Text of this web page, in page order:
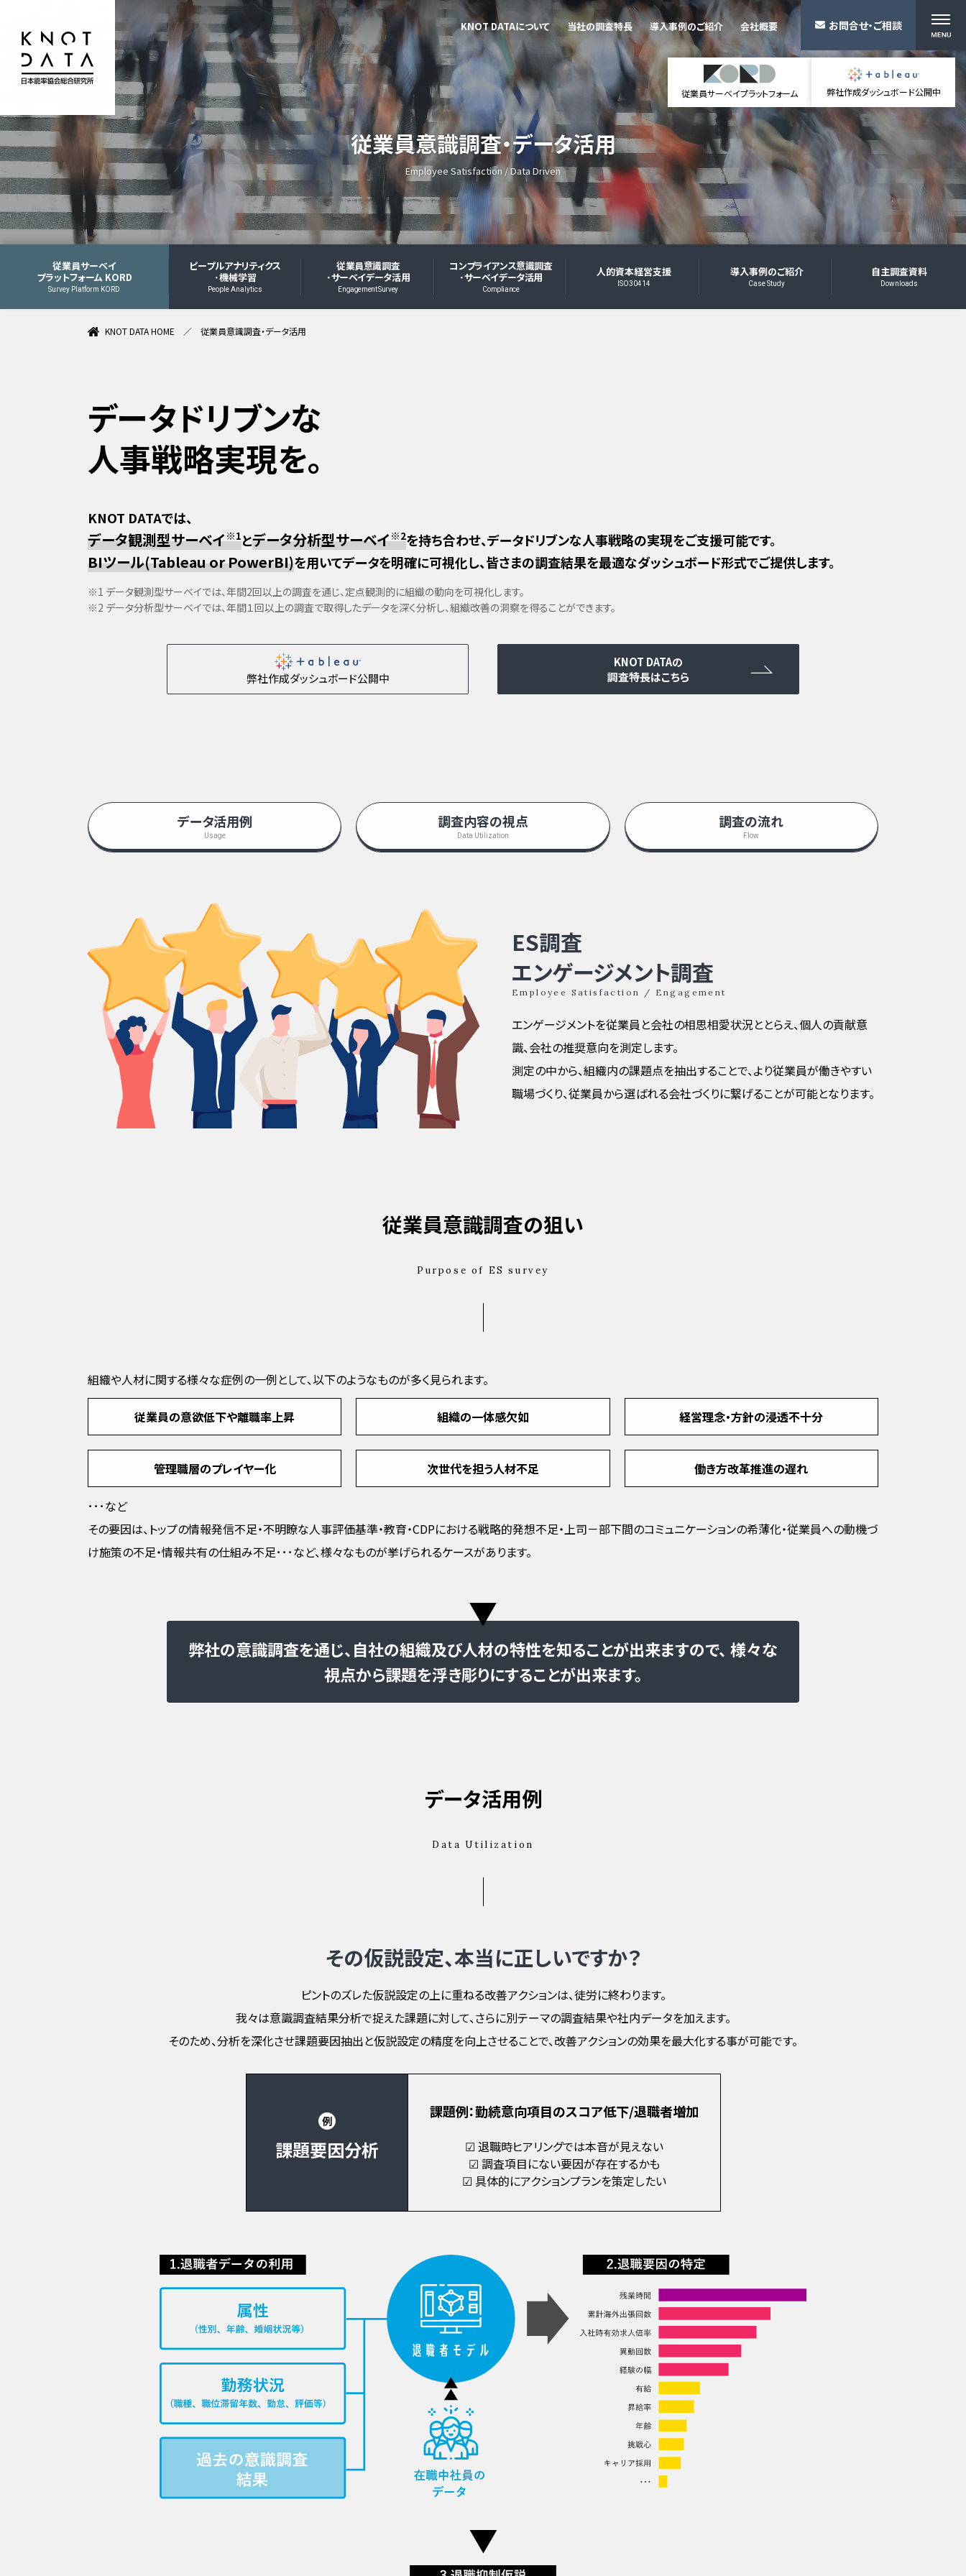
KNOT DATAについて 当社の調査特長 導入事例のご紹介 会社概要 お問合せ・ご相談
従業員サーベイプラットフォーム 弊社作成ダッシュボード公開中
従業員意識調査・データ活用
Employee Satisfaction / Data Driven
従業員サーベイ
プラットフォーム KORD
Survey Platform KORD
ピープルアナリティクス
･機械学習
People Analytics
従業員意識調査
･サーベイデータ活用
Engagement Survey
コンプライアンス意識調査
･サーベイデータ活用
Compliance
人的資本経営支援
ISO30414
導入事例のご紹介
Case Study
自主調査資料
Downloads
KNOT DATA HOME 従業員意識調査・データ活用
データドリブンな
人事戦略実現を。
KNOT DATAでは、
データ観測型サーベイ※1とデータ分析型サーベイ※2を持ち合わせ、データドリブンな人事戦略の実現をご支援可能です。
BIツール(Tableau or PowerBI)を用いてデータを明確に可視化し、皆さまの調査結果を最適なダッシュボード形式でご提供します。
※1 データ観測型サーベイでは、年間2回以上の調査を通じ、定点観測的に組織の動向を可視化します。
※2 データ分析型サーベイでは、年間１回以上の調査で取得したデータを深く分析し、組織改善の洞察を得ることができます。
弊社作成ダッシュボード公開中
KNOT DATAの
調査特長はこちら
データ活用例
Usage
調査内容の視点
Data Utilization
調査の流れ
Flow
ES調査
エンゲージメント調査
Employee Satisfaction / Engagement
エンゲージメントを従業員と会社の相思相愛状況ととらえ、個人の貢献意
識、会社の推奨意向を測定します。
測定の中から、組織内の課題点を抽出することで、より従業員が働きやすい
職場づくり、従業員から選ばれる会社づくりに繋げることが可能となります。
従業員意識調査の狙い
Purpose of ES survey
組織や人材に関する様々な症例の一例として、以下のようなものが多く見られます。
従業員の意欲低下や離職率上昇 組織の一体感欠如 経営理念・方針の浸透不十分
管理職層のプレイヤー化 次世代を担う人材不足 働き方改革推進の遅れ
･･･など
その要因は、トップの情報発信不足・不明瞭な人事評価基準・教育・CDPにおける戦略的発想不足・上司－部下間のコミュニケーションの希薄化・従業員への動機づ
け施策の不足・情報共有の仕組み不足･･･など、様々なものが挙げられるケースがあります。
弊社の意識調査を通じ、自社の組織及び人材の特性を知ることが出来ますので、 様々な
視点から課題を浮き彫りにすることが出来ます。
データ活用例
Data Utilization
その仮説設定、本当に正しいですか？
ピントのズレた仮説設定の上に重ねる改善アクションは、徒労に終わります。
我々は意識調査結果分析で捉えた課題に対して、さらに別テーマの調査結果や社内データを加えます。
そのため、分析を深化させ課題要因抽出と仮説設定の精度を向上させることで、改善アクションの効果を最大化する事が可能です。
例
課題要因分析
課題例：勤続意向項目のスコア低下/退職者増加
☑ 退職時ヒアリングでは本音が見えない
☑ 調査項目にない要因が存在するかも
☑ 具体的にアクションプランを策定したい